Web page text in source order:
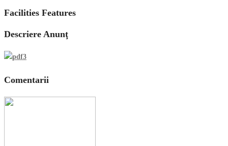
Facilities Features
Descriere Anunţ
Comentarii